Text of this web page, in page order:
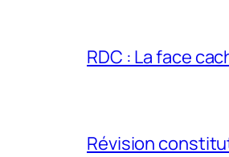
RDC : La face
Révision